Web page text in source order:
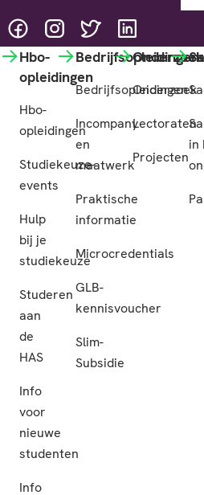
@HASgreenacademy
@HASgreenacademy
Hbo-
opleidingen
Hbo-
opleidingen
Studiekeuze-
events
Hulp
bij je
studiekeuze
Studeren
aan
de
HAS
Info
voor
nieuwe
studenten
Info
Bedrijfsopleidingen
Bedrijfsopleidingen
Incompany
en
maatwerk
Praktische
informatie
Microcredentials
GLB-
kennisvoucher
Slim-
Subsidie
Onderzoek
Onderzoek
Lectoraten
Projecten
in